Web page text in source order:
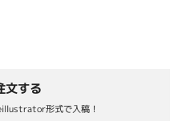
文する
形式で入稿！